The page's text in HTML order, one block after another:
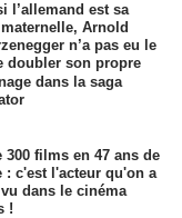
l’allemand est sa
maternelle, Arnold
n’a pas eu le
doubler son propre
dans la saga
300 films en 47 ans de
: c'est l'acteur qu'on a
dans le cinéma
!